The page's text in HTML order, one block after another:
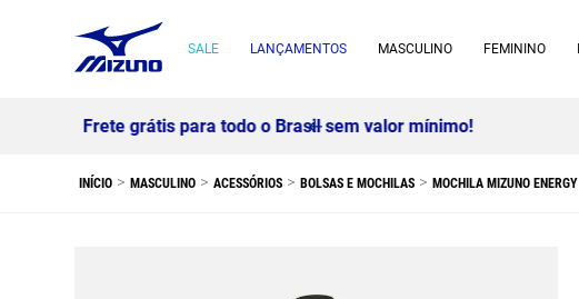
SALE LANÇAMENTOS MASCULINO FEMININO
MASCULINO ACESSÓRIOS BOLSAS E MOCHILAS MOCHILA MIZUNO ENERGY